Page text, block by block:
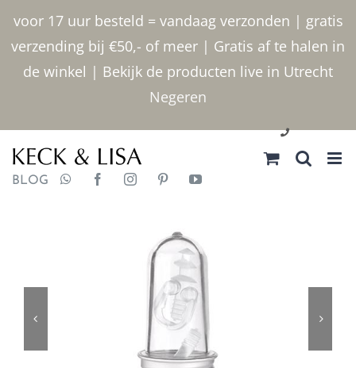
voor 17 uur besteld = vandaag verzonden | gratis
verzending bij €50,- of meer | Gratis af te halen in
de winkel | Bekijk de producten live in Utrecht
Negeren
inhoud
030 2400000
BLOG